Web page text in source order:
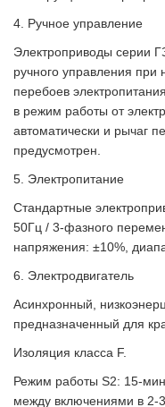
4. Ручное управление
Электроприводы серии
ручного управления при
перебоев
в режим работы от
автоматически и рычаг
предусмотрен.
5. Электропитание
Стандартные
50Гц / 3-фазного
напряжения: ±10%,
6. Электродвигатель
Асинхронный,
предназначенный для
Изоляция класса F.
Режим работы S2: 15-
между включениями в 2-